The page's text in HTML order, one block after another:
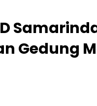
Gedung